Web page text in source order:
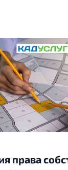
права